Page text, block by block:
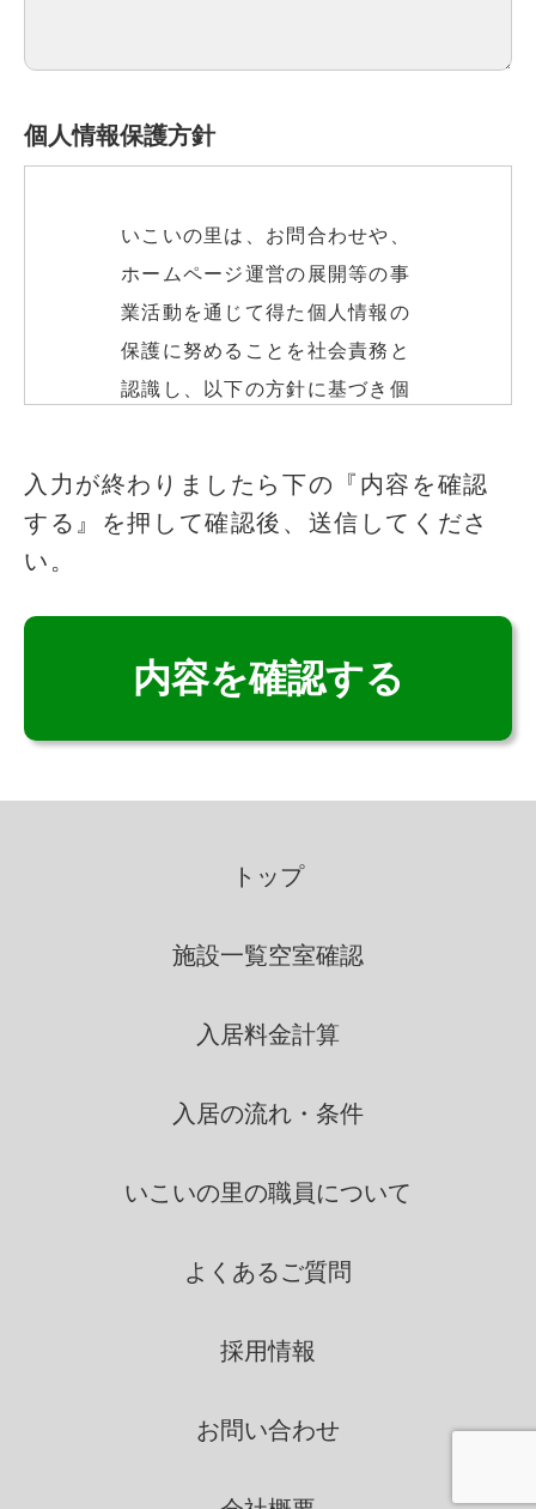
個人情報保護方針
いこいの里は、お問合わせや、
ホームページ運営の展開等の事
業活動を通じて得た個人情報の
保護に努めることを社会責務と
認識し、以下の方針に基づき個
個人情報の取得
致します。
個人情報の利用
の際に示した利用目的の範囲
者間との間で共同利用し、ま
者に依託する場合には、当該
第三者につき厳正な調査を行
ために、適正な監督を行いま
本人の同意を得ることなく、第
このフィールドは空のままにしてください
入力が終わりましたら下の『内容を確認
する』を押して確認後、送信してくださ
い。
トップ
施設一覧空室確認
入居料金計算
入居の流れ・条件
いこいの里の職員について
よくあるご質問
採用情報
お問い合わせ